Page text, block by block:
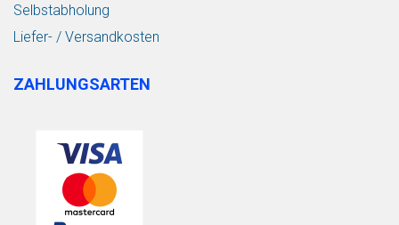
Selbstabholung
Liefer- / Versandkosten
ZAHLUNGSARTEN